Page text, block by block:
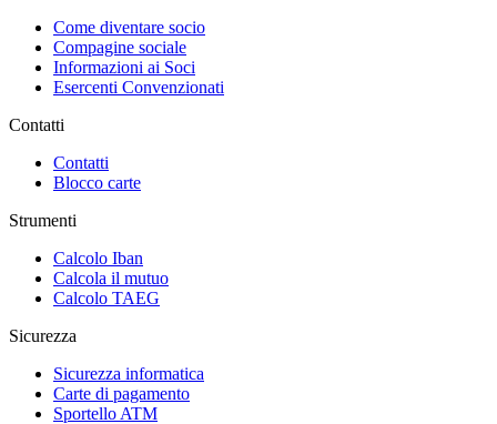
Come diventare socio
Compagine sociale
Informazioni ai Soci
Esercenti Convenzionati
Contatti
Contatti
Blocco carte
Strumenti
Calcolo Iban
Calcola il mutuo
Calcolo TAEG
Sicurezza
Sicurezza informatica
Carte di pagamento
Sportello ATM